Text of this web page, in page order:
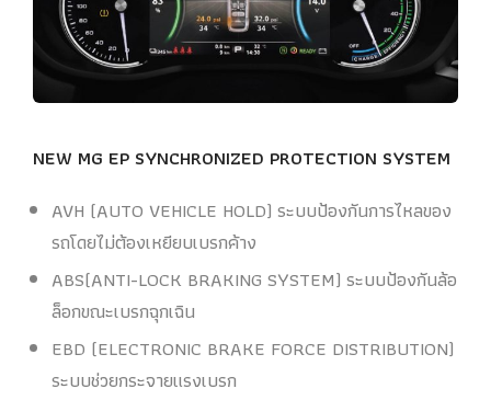
NEW MG EP SYNCHRONIZED PROTECTION SYSTEM
AVH (AUTO VEHICLE HOLD) ระบบป้องกันการไหลของ
รถโดยไม่ต้องเหยียบเบรกค้าง
ABS(ANTI-LOCK BRAKING SYSTEM) ระบบป้องกันล้อ
ล็อกขณะเบรกฉุกเฉิน
EBD (ELECTRONIC BRAKE FORCE DISTRIBUTION)
ระบบช่วยกระจายแรงเบรก